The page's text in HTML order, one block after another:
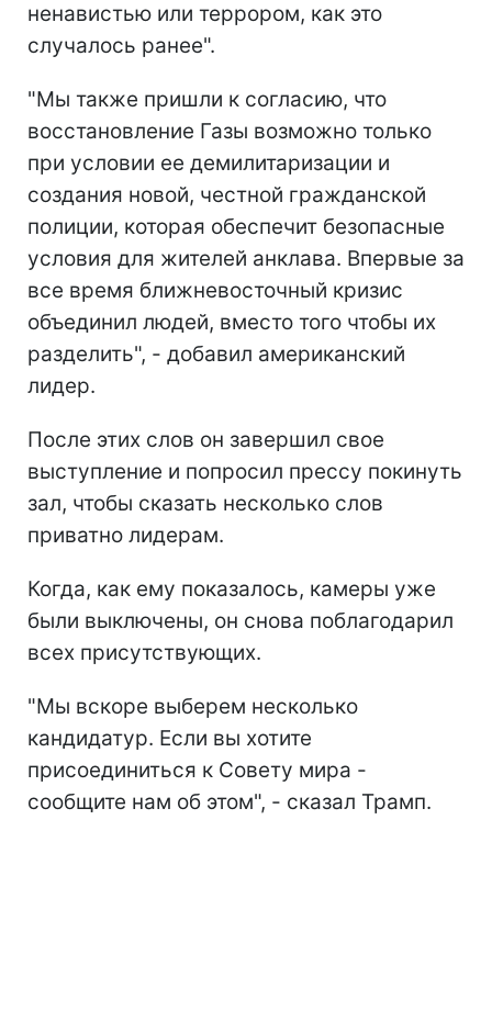
ненавистью или террором, как это
случалось ранее".
"Мы также пришли к согласию, что
восстановление Газы возможно только
при условии ее демилитаризации и
создания новой, честной гражданской
полиции, которая обеспечит безопасные
условия для жителей анклава. Впервые за
все время ближневосточный кризис
объединил людей, вместо того чтобы их
разделить", - добавил американский
лидер.
После этих слов он завершил свое
выступление и попросил прессу покинуть
зал, чтобы сказать несколько слов
приватно лидерам.
Когда, как ему показалось, камеры уже
были выключены, он снова поблагодарил
всех присутствующих.
"Мы вскоре выберем несколько
кандидатур. Если вы хотите
присоединиться к Совету мира -
сообщите нам об этом", - сказал Трамп.